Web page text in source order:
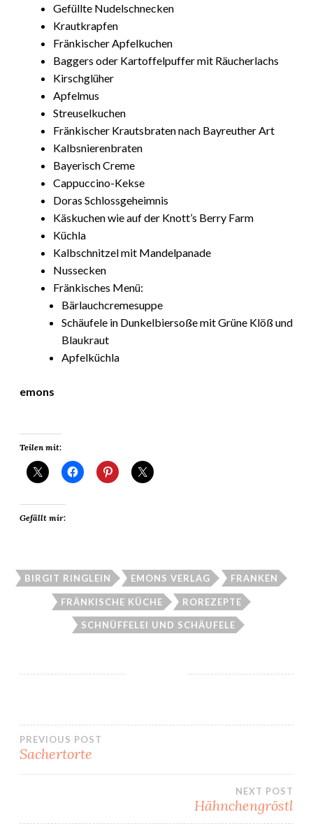
Gefüllte Nudelschnecken
Krautkrapfen
Fränkischer Apfelkuchen
Baggers oder Kartoffelpuffer mit Räucherlachs
Kirschglüher
Apfelmus
Streuselkuchen
Fränkischer Krautsbraten nach Bayreuther Art
Kalbsnierenbraten
Bayerisch Creme
Cappuccino-Kekse
Doras Schlossgeheimnis
Käskuchen wie auf der Knott’s Berry Farm
Küchla
Kalbschnitzel mit Mandelpanade
Nussecken
Fränkisches Menü:
Bärlauchcremesuppe
Schäufele in Dunkelbiersoße mit Grüne Klöß und
Blaukraut
Apfelküchla
emons
Teilen mit:
Gefällt mir:
BIRGIT RINGLEIN EMONS VERLAG FRANKEN
FRÄNKISCHE KÜCHE ROREZEPTE
SCHNÜFFELEI UND SCHÄUFELE
Beitragsnavigation
PREVIOUS POST
Sachertorte
NEXT POST
Hähnchengröstl